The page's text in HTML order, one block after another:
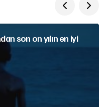
son on yılın en iyi